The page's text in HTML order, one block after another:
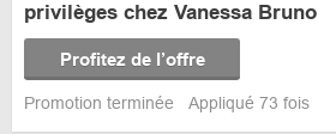
privilèges chez Vanessa Bruno
Profitez de l’offre
Promotion terminée Appliqué 73 fois